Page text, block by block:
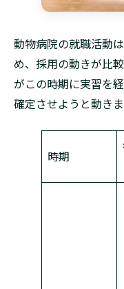
動物病院の就職活動
め、採用の動きが比
がこの時期に実習を
確定させようと動きま
時期